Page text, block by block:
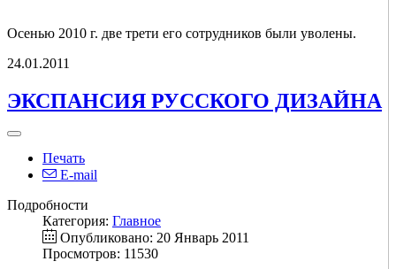
Осенью 2010 г. две трети его сотрудников были уволены.
24.01.2011
ЭКСПАНСИЯ РУССКОГО ДИЗАЙНА
Печать
E-mail
Подробности
Категория: Главное
Опубликовано: 20 Январь 2011
Просмотров: 11530